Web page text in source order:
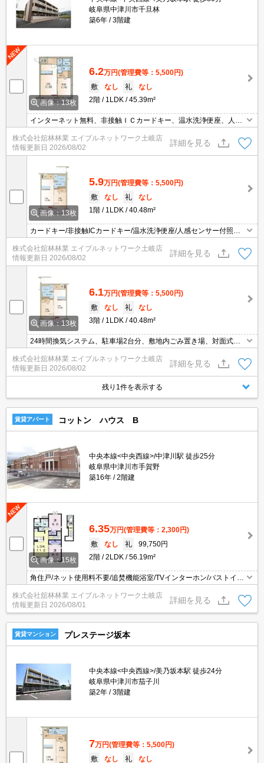
岐阜県中津川市千旦林
築6年
3階建
画像：13枚
6.2万円(管理費等：5,500円)
敷
なし 礼
なし
2階
1LDK 45.39m²
インターネット無料、非接触ＩＣカードキー、温水洗浄便座、人感
センサー付照明、24時間換気システム、ガスコンロスペース有、対
面式キッチン、下駄箱、追い焚き付き給湯器、エアコン（LDK）、
照明（全室）、ウォークインクローゼット、ペアガラス、シャワー
付洗面台、バルコニー、モニターフォン、室内物干し、室内洗濯機
株式会社舘林林業 エイブルネットワーク土岐店
情報更新日 2026/08/02
詳細を見る
画像：13枚
5.9万円(管理費等：5,500円)
敷
なし 礼
なし
1階
1LDK 40.48m²
カードキー/非接触ICカードキー/温水洗浄便座/人感センサー付照明/
24時間換気システム/対面式キッチン/追い焚き付き給湯器/エアコン/
全室照明/ウォークインクローゼット/シューズボックス/独立洗面台/
シャワー付き洗面台/バルコニー/モニターフォン/室内物干し/敷地内
ごみ置き場/敷地内洗濯機置場
株式会社舘林林業 エイブルネットワーク土岐店
情報更新日 2026/08/02
詳細を見る
画像：13枚
6.1万円(管理費等：5,500円)
敷
なし 礼
なし
3階
1LDK 40.48m²
24時間換気システム、駐車場2台分、敷地内ごみ置き場、対面式キ
ッチン、ガスコンロ可、インターネット無料、複層ガラス、照明器
具、人感センサー付照明、室内物干し、バルコニー、最上階、モニ
タ付インターホン、カードキー、ウォークインクローゼット、シュ
ーズボックス、温水洗浄便座、追焚機能、洗髪洗面化粧台、非接触
株式会社舘林林業 エイブルネットワーク土岐店
情報更新日 2026/08/02
詳細を見る
残り1件を表示する
賃貸アパート コットン ハウス B
中央本線<中央西線>/中津川駅 徒歩25分
岐阜県中津川市手賀野
築16年
2階建
画像：15枚
6.35万円(管理費等：2,300円)
敷
なし 礼
99,750円
2階
2LDK 56.19m²
角住戸/ネット使用料不要/追焚機能浴室/TVインターホン/バストイレ
別/エアコン/シャワー付洗面台/対面式キッチン/プロパンガス/シュー
ズボックス/クロゼット/洗濯機置場（室内）/洗面所独立/給湯/シャワ
ー/バルコニー/暖房便座/南向き/24時間管理/電子キー/最上階/2階以上
株式会社舘林林業 エイブルネットワーク土岐店
情報更新日 2026/08/01
詳細を見る
賃貸マンション プレステージ坂本
中央本線<中央西線>/美乃坂本駅 徒歩24分
岐阜県中津川市茄子川
築2年
3階建
7万円(管理費等：5,500円)
敷
なし 礼
なし